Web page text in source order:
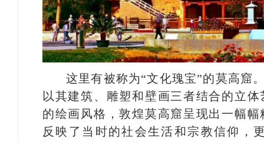
这里有被称为“文化瑰宝”的莫高窟
以其建筑、雕塑和壁画三者结合的立
的绘画风格，敦煌莫高窟呈现出一幅
反映了当时的社会生活和宗教信仰，